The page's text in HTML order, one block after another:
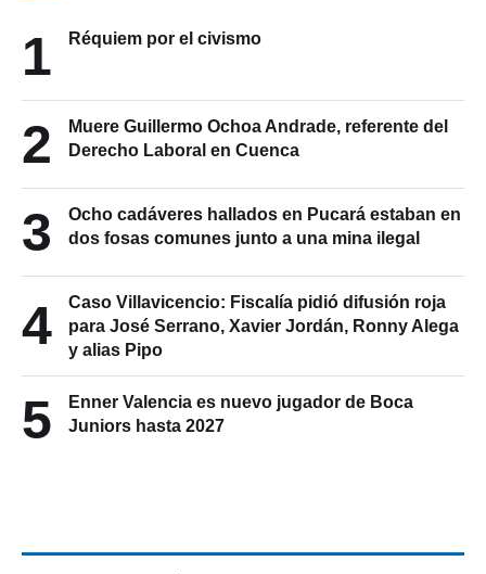
1 Réquiem por el civismo
2
Muere Guillermo Ochoa Andrade, referente del
Derecho Laboral en Cuenca
3
Ocho cadáveres hallados en Pucará estaban en
dos fosas comunes junto a una mina ilegal
4
Caso Villavicencio: Fiscalía pidió difusión roja
para José Serrano, Xavier Jordán, Ronny Alega
y alias Pipo
5
Enner Valencia es nuevo jugador de Boca
Juniors hasta 2027